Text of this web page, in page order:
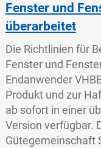
Fenster und
überarbeitet
Die Richtlinien für
Fenster und
Endanwender
Produkt und zur
ab sofort in einer
Version verfügbar.
Gütegemeinschaft